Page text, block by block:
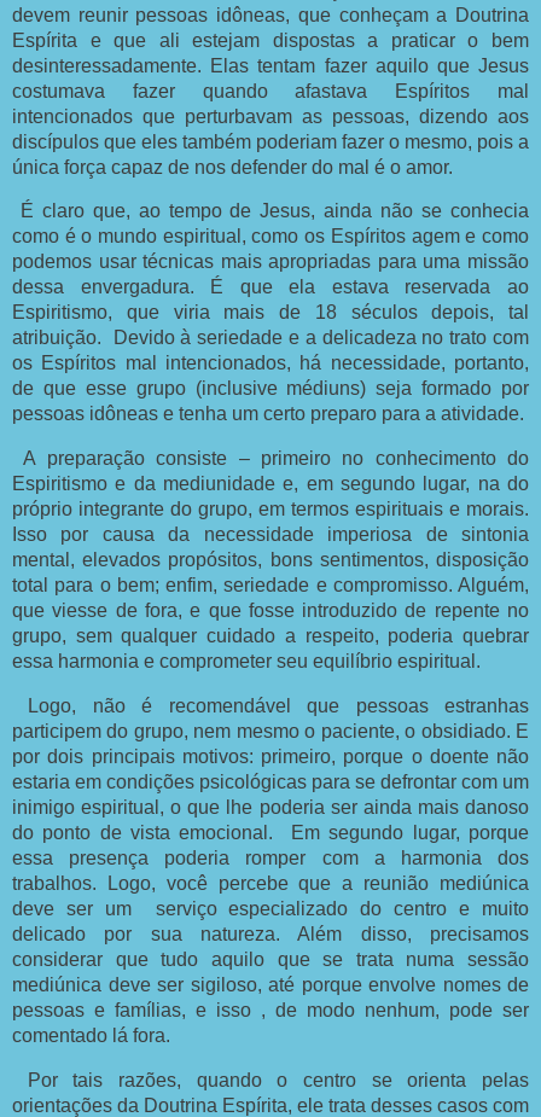
devem reunir pessoas idôneas, que conheçam a Doutrina
Espírita e que ali estejam dispostas a praticar o bem
desinteressadamente. Elas tentam fazer aquilo que Jesus
costumava fazer quando afastava Espíritos mal
intencionados que perturbavam as pessoas, dizendo aos
discípulos que eles também poderiam fazer o mesmo, pois a
única força capaz de nos defender do mal é o amor.
É claro que, ao tempo de Jesus, ainda não se conhecia
como é o mundo espiritual, como os Espíritos agem e como
podemos usar técnicas mais apropriadas para uma missão
dessa envergadura. É que ela estava reservada ao
Espiritismo, que viria mais de 18 séculos depois, tal
atribuição. Devido à seriedade e a delicadeza no trato com
os Espíritos mal intencionados, há necessidade, portanto,
de que esse grupo (inclusive médiuns) seja formado por
pessoas idôneas e tenha um certo preparo para a atividade.
A preparação consiste – primeiro no conhecimento do
Espiritismo e da mediunidade e, em segundo lugar, na do
próprio integrante do grupo, em termos espirituais e morais.
Isso por causa da necessidade imperiosa de sintonia
mental, elevados propósitos, bons sentimentos, disposição
total para o bem; enfim, seriedade e compromisso. Alguém,
que viesse de fora, e que fosse introduzido de repente no
grupo, sem qualquer cuidado a respeito, poderia quebrar
essa harmonia e comprometer seu equilíbrio espiritual.
Logo, não é recomendável que pessoas estranhas
participem do grupo, nem mesmo o paciente, o obsidiado. E
por dois principais motivos: primeiro, porque o doente não
estaria em condições psicológicas para se defrontar com um
inimigo espiritual, o que lhe poderia ser ainda mais danoso
do ponto de vista emocional. Em segundo lugar, porque
essa presença poderia romper com a harmonia dos
trabalhos. Logo, você percebe que a reunião mediúnica
deve ser um serviço especializado do centro e muito
delicado por sua natureza. Além disso, precisamos
considerar que tudo aquilo que se trata numa sessão
mediúnica deve ser sigiloso, até porque envolve nomes de
pessoas e famílias, e isso , de modo nenhum, pode ser
comentado lá fora.
Por tais razões, quando o centro se orienta pelas
orientações da Doutrina Espírita, ele trata desses casos com